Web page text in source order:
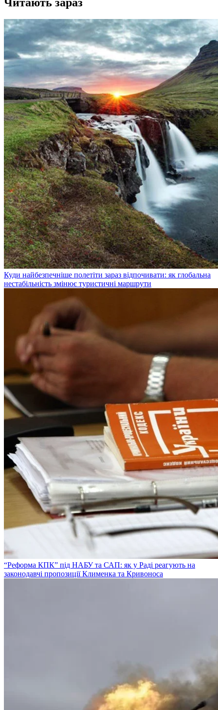
Куди найбезпечніше полетіти зараз відпочивати: як глобальна
нестабільність змінює туристичні маршрути
“Реформа КПК” під НАБУ та САП: як у Раді реагують на
законодавчі пропозиції Клименка та Кривоноса